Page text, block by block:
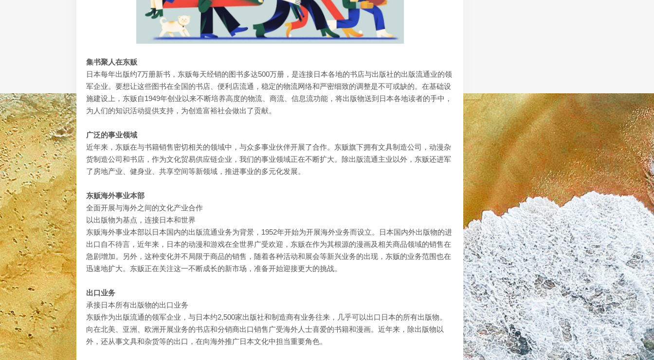
集书聚人在东贩
日本每年出版约7万册新书，东贩每天经销的图书多达500万册，是连接日本各地的书店与出版社的出版流通业的领
军企业。要想让这些图书在全国的书店、便利店流通，稳定的物流网络和严密细致的调整是不可或缺的。在基础设
施建设上，东贩自1949年创业以来不断培养高度的物流、商流、信息流功能，将出版物送到日本各地读者的手中，
为人们的知识活动提供支持，为创造富裕社会做出了贡献。
广泛的事业领域
近年来，东贩在与书籍销售密切相关的领域中，与众多事业伙伴开展了合作。东贩旗下拥有文具制造公司，动漫杂
货制造公司和书店，作为文化贸易供应链企业，我们的事业领域正在不断扩大。除出版流通主业以外，东贩还进军
了房地产业、健身业、共享空间等新领域，推进事业的多元化发展。
东贩海外事业本部
全面开展与海外之间的文化产业合作
以出版物为基点，连接日本和世界
东贩海外事业本部以日本国内的出版流通业务为背景，1952年开始为开展海外业务而设立。日本国内外出版物的进
出口自不待言，近年来，日本的动漫和游戏在全世界广受欢迎，东贩在作为其根源的漫画及相关商品领域的销售在
急剧增加。另外，这种变化并不局限于商品的销售，随着各种活动和展会等新兴业务的出现，东贩的业务范围也在
迅速地扩大。东贩正在关注这一不断成长的新市场，准备开始迎接更大的挑战。
出口业务
承接日本所有出版物的出口业务
东贩作为出版流通的领军企业，与日本约2,500家出版社和制造商有业务往来，几乎可以出口日本的所有出版物。
向在北美、亚洲、欧洲开展业务的书店和分销商出口销售广受海外人士喜爱的书籍和漫画。近年来，除出版物以
外，还从事文具和杂货等的出口，在向海外推广日本文化中担当重要角色。